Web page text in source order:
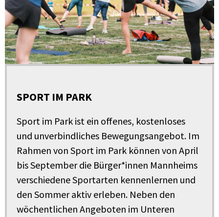
SPORT IM PARK
Sport im Park ist ein offenes, kostenloses
und unverbindliches Bewegungsangebot. Im
Rahmen von Sport im Park können von April
bis September die Bürger*innen Mannheims
verschiedene Sportarten kennenlernen und
den Sommer aktiv erleben. Neben den
wöchentlichen Angeboten im Unteren